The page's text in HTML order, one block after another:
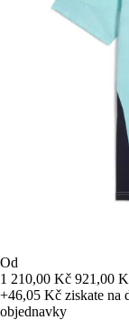
Od
1 210,00 Kč 921,00
+46,05 Kč ziskate na
objednavky